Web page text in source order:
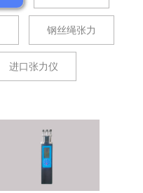
钢丝绳张力
进口张力仪